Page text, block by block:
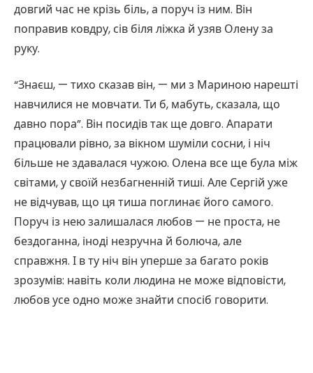
довгий час не крізь біль, а поруч із ним. Він
поправив ковдру, сів біля ліжка й узяв Олену за
руку.
“Знаєш, — тихо сказав він, — ми з Мариною нарешті
навчилися не мовчати. Ти б, мабуть, сказала, що
давно пора”. Він посидів так ще довго. Апарати
працювали рівно, за вікном шуміли сосни, і ніч
більше не здавалася чужою. Олена все ще була між
світами, у своїй незбагненній тиші. Але Сергій уже
не відчував, що ця тиша поглинає його самого.
Поруч із нею залишалася любов — не проста, не
бездоганна, іноді незручна й болюча, але
справжня. І в ту ніч він уперше за багато років
зрозумів: навіть коли людина не може відповісти,
любов усе одно може знайти спосіб говорити.